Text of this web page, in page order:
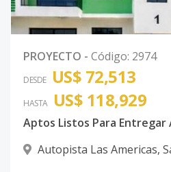
PROYECTO - Código: 2974
DESDE US$ 72,513
HASTA US$ 118,929
Aptos Listos Para Entregar
Autopista Las Americas,